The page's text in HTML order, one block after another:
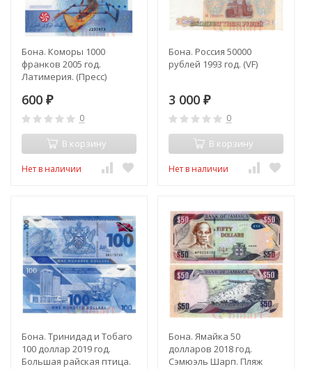
Бона. Коморы 1000
франков 2005 год.
Латимерия. (Пресс)
600 ₽
0
В корзину
Нет в наличии
Бона. Россия 50000
рублей 1993 год. (VF)
3 000 ₽
0
В корзину
Нет в наличии
Бона. Тринидад и Тобаго
100 доллар 2019 год.
Большая райская птица.
Бона. Ямайка 50
долларов 2018 год.
Сэмюэль Шарп. Пляж